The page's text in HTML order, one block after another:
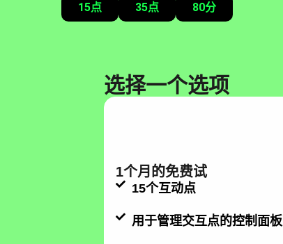
15点 35点 80分
选择一个选项
1个月的免费试
15个互动点
用于管理交互点的控制面板